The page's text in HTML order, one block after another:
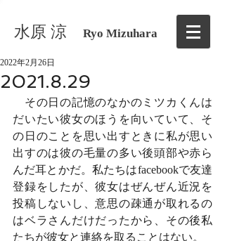
水原 涼 Ryo Mizuhara
2021.8.29
2022年2月26日
その日の記憶のなかのミツカくんは
だいたい彼女のほうを向いていて、そ
の日のことを思い出すときに私が思い
出すのは彼の毛量の多い後頭部や赤ら
んだ耳とかだ。私たちはfacebookで友達
登録をしたが、彼女はぜんぜん近況を
投稿しないし、意思の疎通が取れるの
はベラさんだけだったから、その後私
たちが彼女と連絡を取ることはない。